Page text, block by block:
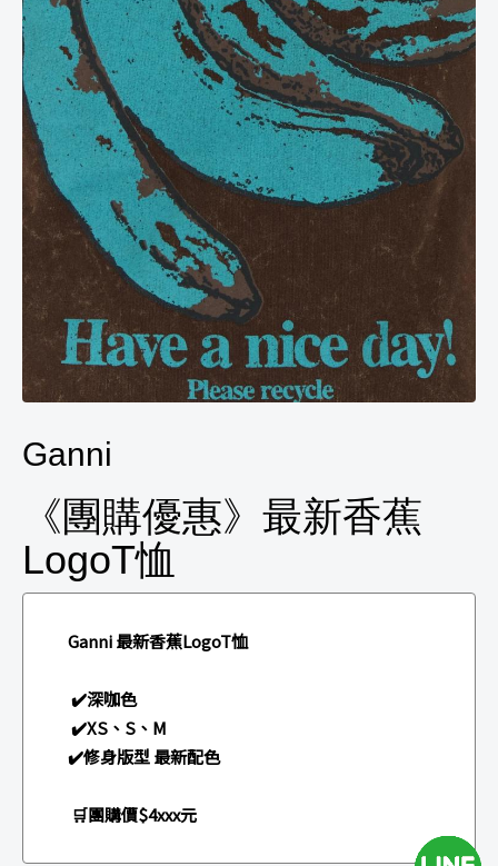
Ganni
《團購優惠》最新香蕉
LogoT恤
Ganni 最新香蕉LogoT恤
✔️深咖色
✔️XS、S、M
✔️修身版型 最新配色
🛒團購價$4xxx元